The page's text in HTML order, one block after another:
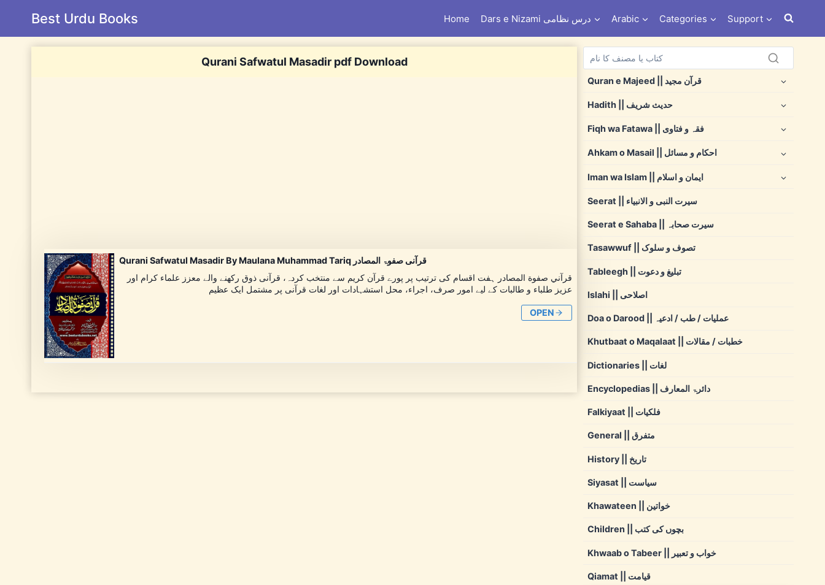
Best Urdu Books Home Dars e Nizami درس نظامی Arabic Categories Support
Qurani Safwatul Masadir pdf Download
Qurani Safwatul Masadir By Maulana Muhammad Tariq قرآنی صفوۃ المصادر
قرآني صفوة المصادر ہفت اقسام کی ترتیب پر پورے قرآن کریم سے منتخب کردہ، قرآنی ذوق رکھنے والے معزز علماء کرام اور
عزیز طلباء و طالبات کے لیے امور صرف، اجراء، محل استشہادات اور لغات قرآنی پر مشتمل ایک عظیم
OPEN
Quran e Majeed || قرآن مجید
Hadith || حدیث شریف
Fiqh wa Fatawa || فقہ و فتاوی
Ahkam o Masail || احکام و مسائل
Iman wa Islam || ایمان و اسلام
Seerat || سیرت النبی و الانبیاء
Seerat e Sahaba || سیرت صحابہ
Tasawwuf || تصوف و سلوک
Tableegh || تبلیغ و دعوت
Islahi || اصلاحی
Doa o Darood || عملیات / طب / ادعیہ
Khutbaat o Maqalaat || خطبات / مقالات
Dictionaries || لغات
Encyclopedias || دائرۃ المعارف
Falkiyaat || فلکیات
General || متفرق
History || تاریخ
Siyasat || سیاست
Khawateen || خواتین
Children || بچوں کی کتب
Khwaab o Tabeer || خواب و تعبیر
Qiamat || قیامت